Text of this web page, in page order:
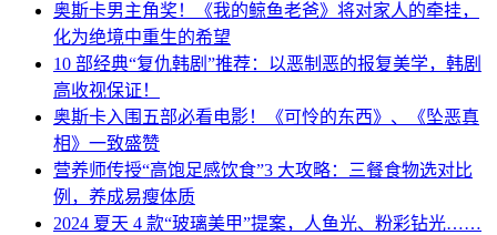
奥斯卡男主角奖！《我的鲸鱼老爸》将对家人的牵挂，
化为绝境中重生的希望
10 部经典“复仇韩剧”推荐：以恶制恶的报复美学，韩剧
高收视保证！
奥斯卡入围五部必看电影！《可怜的东西》、《坠恶真
相》一致盛赞
营养师传授“高饱足感饮食”3 大攻略：三餐食物选对比
例，养成易瘦体质
2024 夏天 4 款“玻璃美甲”提案，人鱼光、粉彩钻光……